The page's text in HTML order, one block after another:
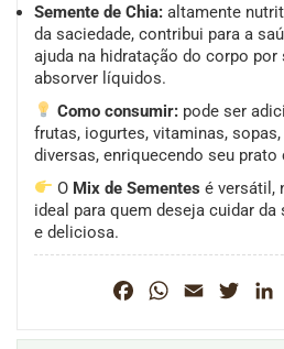
Semente de Chia: altamente
da saciedade, contribui para a
ajuda na hidratação do corpo por
absorver líquidos.
Como consumir: pode ser
frutas, iogurtes, vitaminas,
diversas, enriquecendo seu
O Mix de Sementes é versátil,
ideal para quem deseja cuidar
e deliciosa.
FacebookWhatsApp
Email